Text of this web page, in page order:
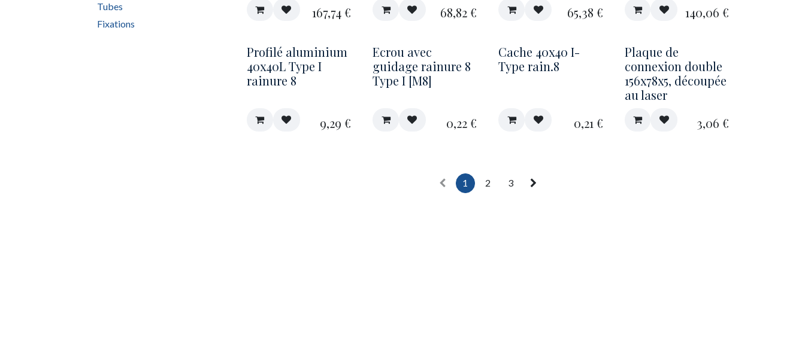
Tubes
Fixations
167,74€
68,82€ 65,38 € 140,06 €
Profilé aluminium
40x40L Type I
rainure 8
9,29 €
Ecrou avec
guidage rainure 8
Type I [M8]
0,22€
Cache 40x40 I-
Type rain.8
0,21 €
Plaque de
connexion double
156x78x5, découpée
au laser
3,06 €
1 2 3